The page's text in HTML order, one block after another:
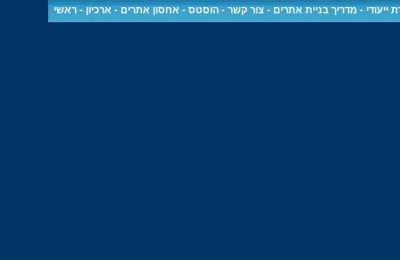
ייעודי -מדריך בניית אתרים -צור קשר -הוסטס - אחסון אתרים - ארכיון -ראשי